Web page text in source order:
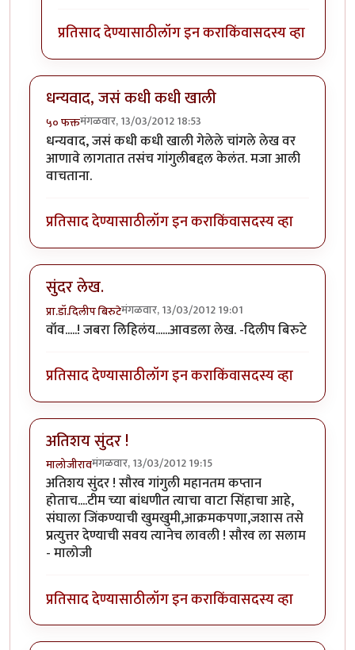
प्रतिसाद देण्यासाठीलॉग इन कराकिंवासदस्य व्हा
धन्यवाद, जसं कधी कधी खाली
५० फक्तमंगळवार, 13/03/2012 18:53
धन्यवाद, जसं कधी कधी खाली गेलेले चांगले लेख वर
आणावे लागतात तसंच गांगुलीबद्दल केलंत. मजा आली
वाचताना.
प्रतिसाद देण्यासाठीलॉग इन कराकिंवासदस्य व्हा
सुंदर लेख.
प्रा.डॉ.दिलीप बिरुटेमंगळवार, 13/03/2012 19:01
वॉव.....! जबरा लिहिलंय......आवडला लेख. -दिलीप बिरुटे
प्रतिसाद देण्यासाठीलॉग इन कराकिंवासदस्य व्हा
अतिशय सुंदर !
मालोजीरावमंगळवार, 13/03/2012 19:15
अतिशय सुंदर ! सौरव गांगुली महानतम कप्तान
होताच....टीम च्या बांधणीत त्याचा वाटा सिंहाचा आहे,
संघाला जिंकण्याची खुमखुमी,आक्रमकपणा,जशास तसे
प्रत्युत्तर देण्याची सवय त्यानेच लावली ! सौरव ला सलाम
- मालोजी
प्रतिसाद देण्यासाठीलॉग इन कराकिंवासदस्य व्हा